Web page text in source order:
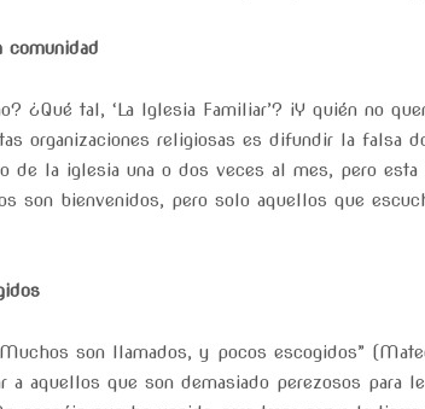
¿Qué tal, ‘La Iglesia Familiar’? ¡Y quién no
organizaciones religiosas es difundir la falsa
de la iglesia una o dos veces al mes, pero
son bienvenidos, pero solo aquellos que
son llamados, y pocos escogidos”
a aquellos que son demasiado perezosos